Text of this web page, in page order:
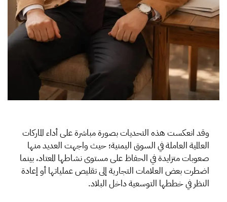
وقد انعكست هذه التحديات بصورة مباشرة على أداء الماركات
العالمية العاملة في السوق اليمنية؛ حيث واجهت العديد منها
صعوبات متزايدة في الحفاظ على مستوى نشاطها المعتاد، بينما
اضطرت بعض العلامات التجارية إلى تقليص عملياتها أو إعادة
النظر في خططها التوسعية داخل البلاد.